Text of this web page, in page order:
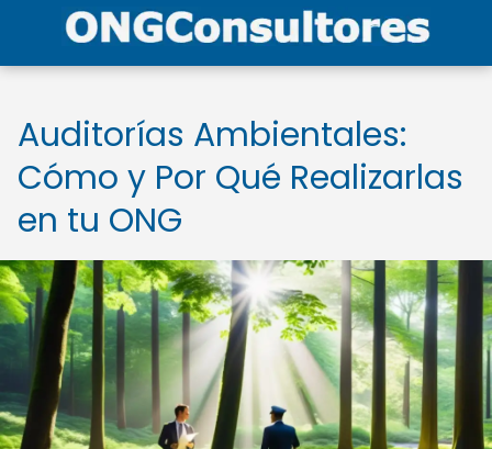
Auditorías Ambientales:
Cómo y Por Qué Realizarlas
en tu ONG